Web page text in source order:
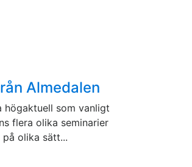
Almedalen
högaktuell som vanligt
flera olika seminarier
olika sätt...